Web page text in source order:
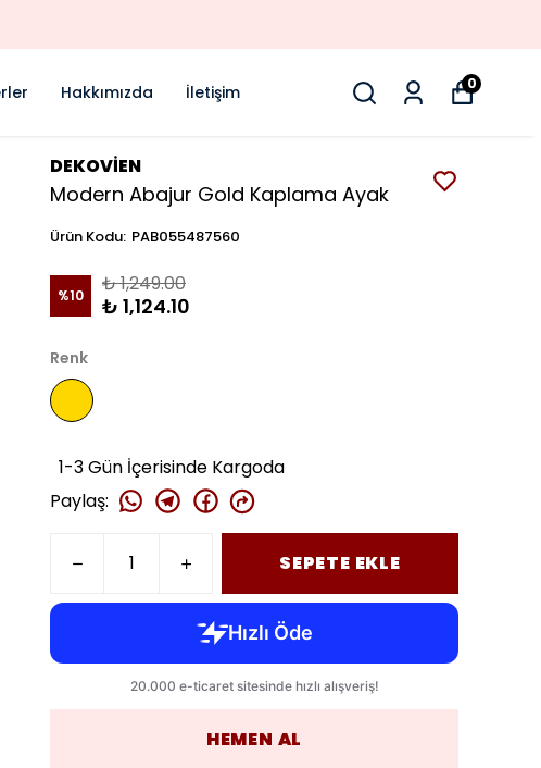
Hakkımızda İletişim 0
DEKOVİEN
Modern Abajur Gold Kaplama Ayak
Ürün Kodu: PAB055487560
%10 ₺ 1,249.00
₺ 1,124.10
Renk
1-3 Gün İçerisinde Kargoda
Paylaş:
SEPETE EKLE
HEMEN AL